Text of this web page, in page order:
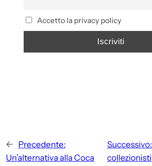
Accetto la privacy policy
← Precedente:
Un’alternativa alla Coca
Successivo:
collezionisti